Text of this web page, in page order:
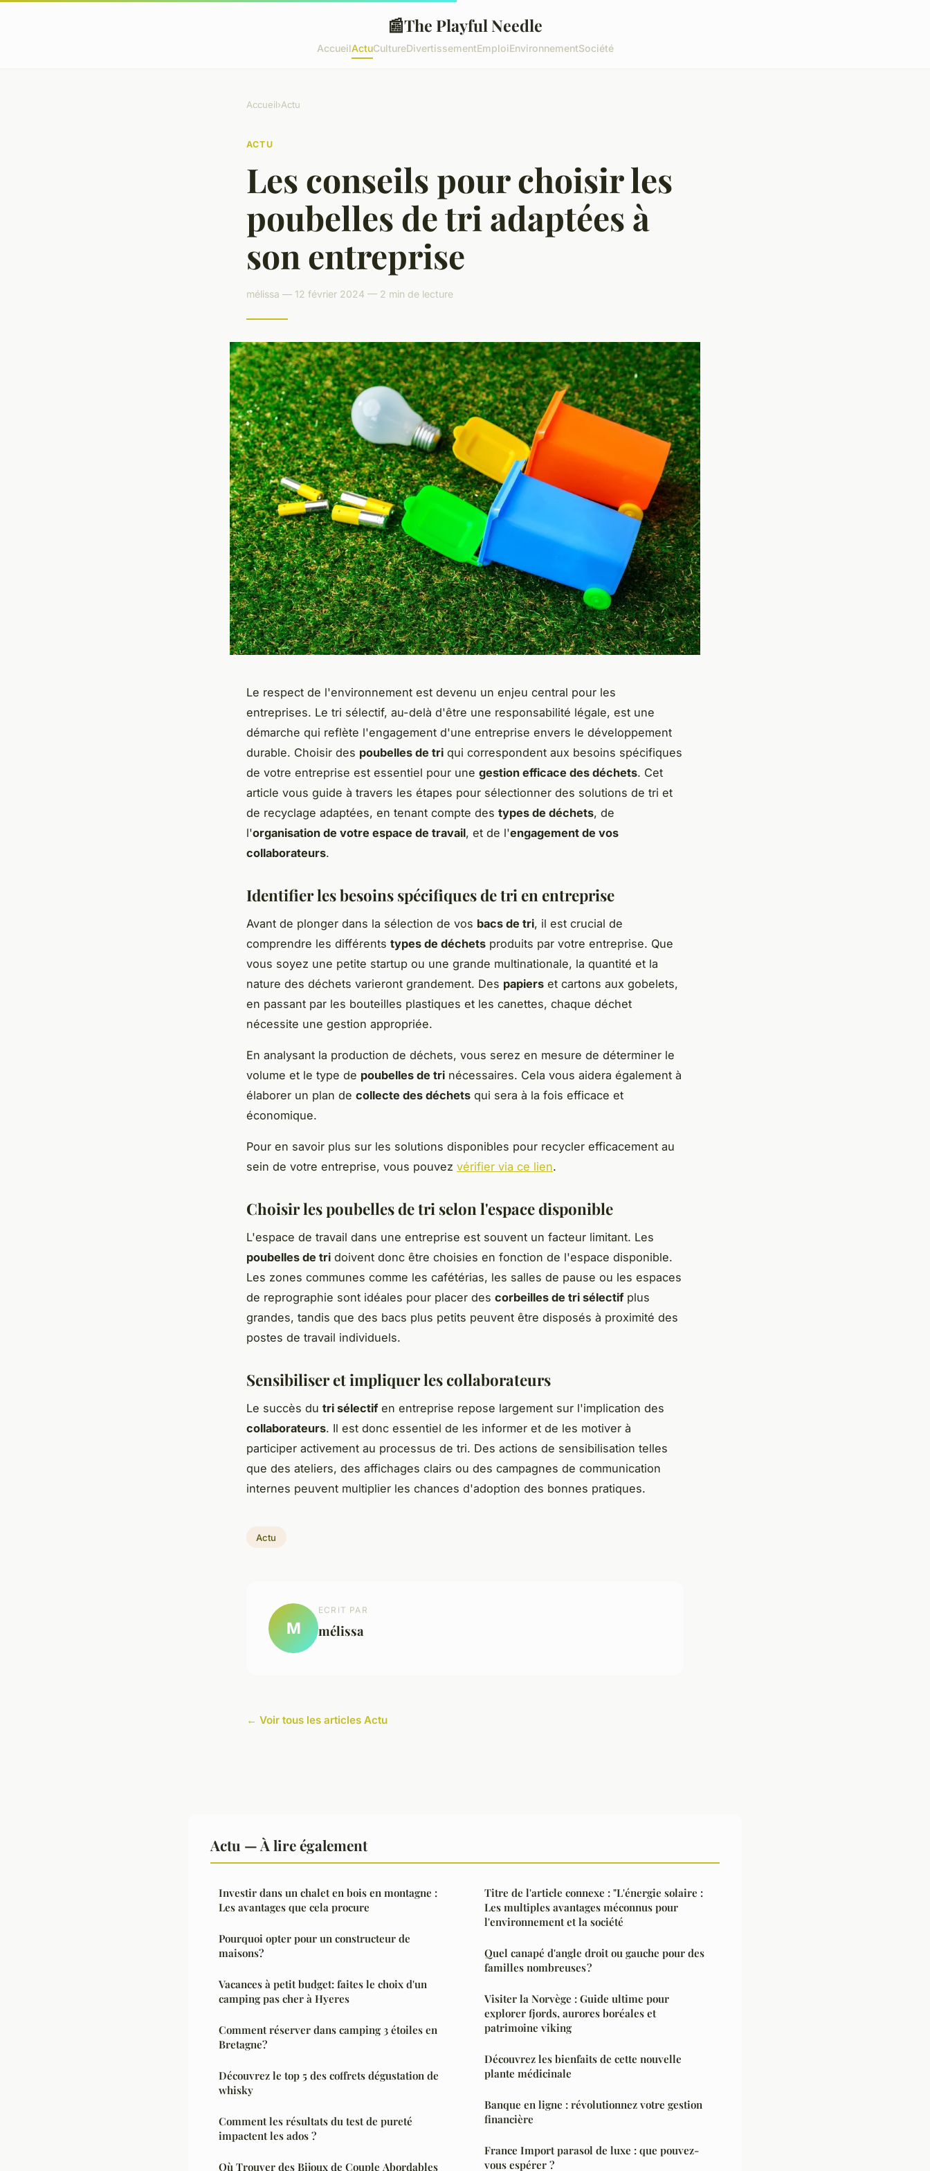
📰The Playful Needle
AccueilActuCultureDivertissementEmploiEnvironnementSociété
Accueil›Actu
ACTU
Les conseils pour choisir les
poubelles de tri adaptées à
son entreprise
mélissa — 12 février 2024 — 2 min de lecture
Le respect de l'environnement est devenu un enjeu central pour les
entreprises. Le tri sélectif, au-delà d'être une responsabilité légale, est une
démarche qui reflète l'engagement d'une entreprise envers le développement
durable. Choisir des poubelles de tri qui correspondent aux besoins spécifiques
de votre entreprise est essentiel pour une gestion efficace des déchets. Cet
article vous guide à travers les étapes pour sélectionner des solutions de tri et
de recyclage adaptées, en tenant compte des types de déchets, de
l'organisation de votre espace de travail, et de l'engagement de vos
collaborateurs.
Identifier les besoins spécifiques de tri en entreprise
Avant de plonger dans la sélection de vos bacs de tri, il est crucial de
comprendre les différents types de déchets produits par votre entreprise. Que
vous soyez une petite startup ou une grande multinationale, la quantité et la
nature des déchets varieront grandement. Des papiers et cartons aux gobelets,
en passant par les bouteilles plastiques et les canettes, chaque déchet
nécessite une gestion appropriée.
En analysant la production de déchets, vous serez en mesure de déterminer le
volume et le type de poubelles de tri nécessaires. Cela vous aidera également à
élaborer un plan de collecte des déchets qui sera à la fois efficace et
économique.
Pour en savoir plus sur les solutions disponibles pour recycler efficacement au
sein de votre entreprise, vous pouvez vérifier via ce lien.
Choisir les poubelles de tri selon l'espace disponible
L'espace de travail dans une entreprise est souvent un facteur limitant. Les
poubelles de tri doivent donc être choisies en fonction de l'espace disponible.
Les zones communes comme les cafétérias, les salles de pause ou les espaces
de reprographie sont idéales pour placer des corbeilles de tri sélectifplus
grandes, tandis que des bacs plus petits peuvent être disposés à proximité des
postes de travail individuels.
Sensibiliser et impliquer les collaborateurs
Le succès du tri sélectifen entreprise repose largement sur l'implication des
collaborateurs. Il est donc essentiel de les informer et de les motiver à
participer activement au processus de tri. Des actions de sensibilisation telles
que des ateliers, des affichages clairs ou des campagnes de communication
internes peuvent multiplier les chances d'adoption des bonnes pratiques.
Actu
M
ECRIT PAR
mélissa
← Voir tous les articles Actu
Actu — À lire également
Investir dans un chalet en bois en montagne :
Les avantages que cela procure
Pourquoi opter pour un constructeur de
maisons?
Vacances à petit budget: faites le choix d'un
camping pas cher à Hyeres
Comment réserver dans camping 3 étoiles en
Bretagne?
Découvrez le top 5 des coffrets dégustation de
whisky
Comment les résultats du test de pureté
impactent les ados ?
Où Trouver des Bijoux de Couple Abordables
Titre de l'article connexe : "L'énergie solaire :
Les multiples avantages méconnus pour
l'environnement et la société
Quel canapé d'angle droit ou gauche pour des
familles nombreuses ?
Visiter la Norvège : Guide ultime pour
explorer fjords, aurores boréales et
patrimoine viking
Découvrez les bienfaits de cette nouvelle
plante médicinale
Banque en ligne : révolutionnez votre gestion
financière
France Import parasol de luxe : que pouvez-
vous espérer ?